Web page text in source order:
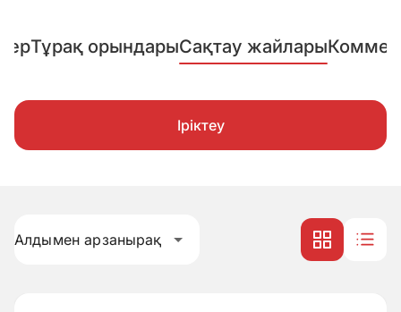
Тұрақ орындарыСақтау жайлары
Іріктеу
Алдымен арзанырақ